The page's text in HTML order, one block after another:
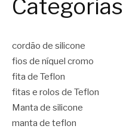
Categorias
cordão de silicone
fios de níquel cromo
fita de Teflon
fitas e rolos de Teflon
Manta de silicone
manta de teflon